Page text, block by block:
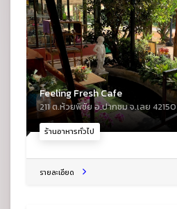
ร้านอาหารทั่วไป
Feeling Fresh Cafe
211 ต.ห้วยพิชัย อ.ปากชม จ.เลย 42150
รายละเอียด